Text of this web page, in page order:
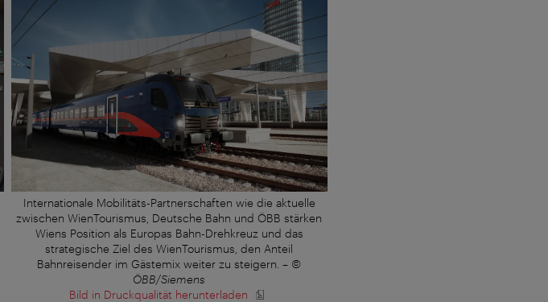
Internationale Mobilitäts-Partnerschaften wie die aktuelle
zwischen WienTourismus, Deutsche Bahn und ÖBB stärken
Wiens Position als Europas Bahn-Drehkreuz und das
strategische Ziel des WienTourismus, den Anteil
Bahnreisender im Gästemix weiter zu steigern. – ©
ÖBB/Siemens
Bild in Druckqualität herunterladen